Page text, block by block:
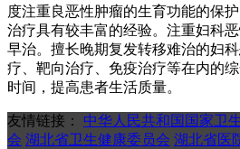
度注重良恶性肿瘤的生育功能的保
治疗具有较丰富的经验。注重妇科
早治。擅长晚期复发转移难治的妇
疗、靶向治疗、免疫治疗等在内的
时间，提高患者生活质量。
友情链接： 中华人民共和国国家卫
会 湖北省卫生健康委员会 湖北省医